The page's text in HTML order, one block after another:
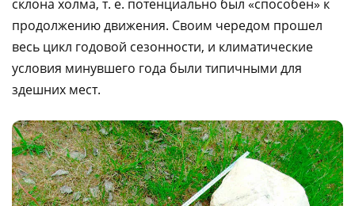
склона холма, т. е. потенциально был «способен» к
продолжению движения. Своим чередом прошел
весь цикл годовой сезонности, и климатические
условия минувшего года были типичными для
здешних мест.